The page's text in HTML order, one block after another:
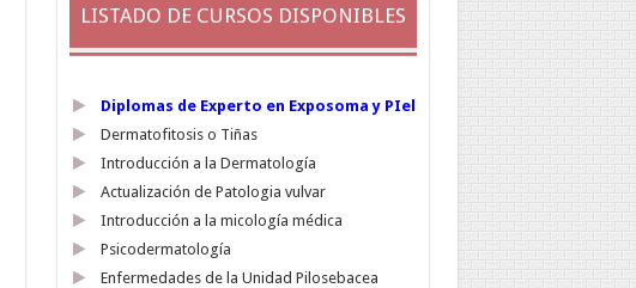
LISTADO DE CURSOS DISPONIBLES
Diplomas de Experto en Exposoma y PIel
Dermatofitosis o Tiñas
Introducción a la Dermatología
Actualización de Patologia vulvar
Introducción a la micología médica
Psicodermatología
Enfermedades de la Unidad Pilosebacea